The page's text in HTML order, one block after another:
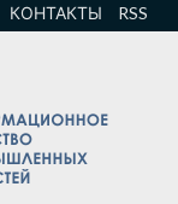
КОНТАКТЫ RSS